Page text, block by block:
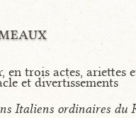
, en trois actes, ariettes
et divertissements
Italiens ordinaires du